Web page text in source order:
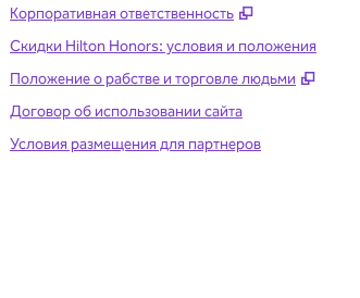
Корпоративная ответственность
,
Скидки Hilton Honors: условия и положения
Положение о рабстве и торговле людьми
,
Договор об использовании сайта
Условия размещения для партнеров